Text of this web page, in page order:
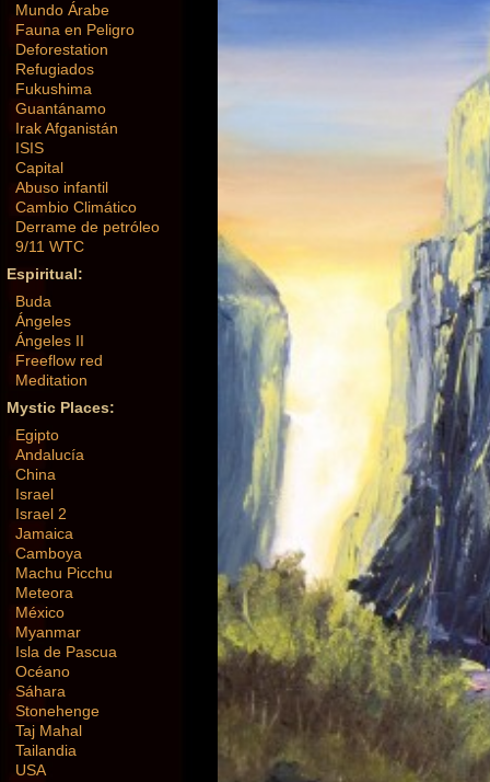
Mundo Árabe
Fauna en Peligro
Deforestation
Refugiados
Fukushima
Guantánamo
Irak Afganistán
ISIS
Capital
Abuso infantil
Cambio Climático
Derrame de petróleo
9/11 WTC
Espiritual:
Buda
Ángeles
Ángeles II
Freeflow red
Meditation
Mystic Places:
Egipto
Andalucía
China
Israel
Israel 2
Jamaica
Camboya
Machu Picchu
Meteora
México
Myanmar
Isla de Pascua
Océano
Sáhara
Stonehenge
Taj Mahal
Tailandia
USA